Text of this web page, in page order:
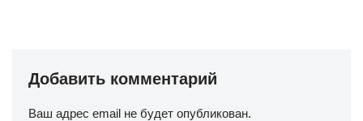
Добавить комментарий
Ваш адрес email не будет опубликован.